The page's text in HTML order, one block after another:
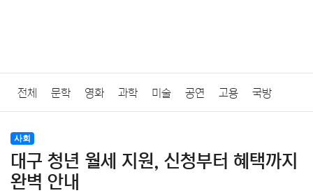
전체 문학 영화 과학 미술 공연 고용 국방
법률
질병 가요 방송 일상 주식 암호화폐 블록체인
사회
대구 청년 월세 지원, 신청부터 혜택까지
완벽 안내